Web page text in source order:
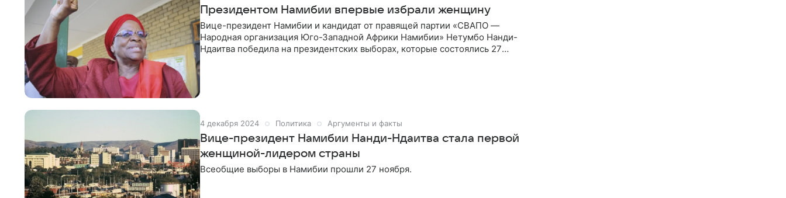
Президентом Намибии впервые избрали женщину
Вице-президент Намибии и кандидат от правящей партии «СВАПО —
Народная организация Юго-Западной Африки Намибии» Нетумбо Нанди-
Ндаитва победила на президентских выборах, которые состоялись 27
4 декабря 2024 Политика Аргументы и факты
Вице-президент Намибии Нанди-Ндаитва стала первой
женщиной-лидером страны
Всеобщие выборы в Намибии прошли 27 ноября.